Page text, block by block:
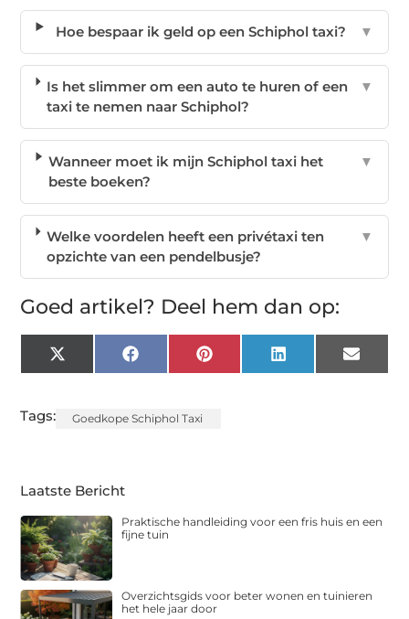
Hoe bespaar ik geld op een Schiphol taxi? ▼
Is het slimmer om een auto te huren of een
taxi te nemen naar Schiphol?
▼
Wanneer moet ik mijn Schiphol taxi het
beste boeken?
▼
Welke voordelen heeft een privétaxi ten
opzichte van een pendelbusje?
▼
Goed artikel? Deel hem dan op:
X
(Twitter)
FacebookPinterest LinkedIn Email
Tags: Goedkope Schiphol Taxi
Laatste Bericht
Praktische handleiding voor een fris huis en een
fijne tuin
Overzichtsgids voor beter wonen en tuinieren
het hele jaar door